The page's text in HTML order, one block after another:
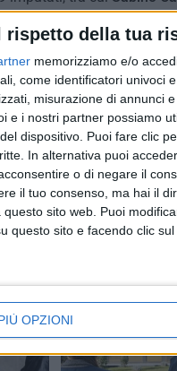
rispetto della tua
memorizziamo e/o
come identificatori univoci
misurazione di annunci
e i nostri partner possiamo
dispositivo. Puoi fare clic
In alternativa puoi
o di negare il
il tuo consenso, ma hai il
sito web. Puoi
questo sito e facendo clic
OPZIONI
di
8